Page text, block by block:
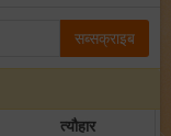
सब्सक्राइब
त्यौहार